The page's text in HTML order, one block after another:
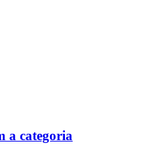
a categoria